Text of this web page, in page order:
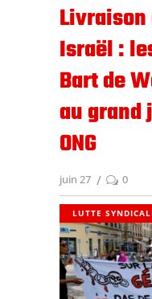
Livraison
Israël :
Bart de
au grand
ONG
juin 27 0
LUTTE